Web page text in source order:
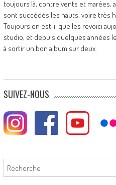
toujours là, contre vents et marées,
sont succédés les hauts, voire très
Toujours en est-il que les revoici
studio, et depuis quelques années
à sortir un bon album sur deux.
SUIVEZ-NOUS
Rechercher